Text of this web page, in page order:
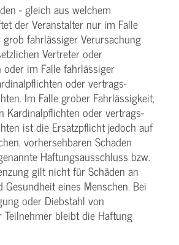
- gleich aus welchem
der Veranstalter nur im Falle
fahrlässiger Verursachung
Vertreter oder
im Falle fahrlässiger
oder vertrags­
Im Falle grober Fahrlässigkeit,
Kardinalpflichten oder vertrags­
ist die Ersatzpflicht jedoch auf
vorhersehbaren Schaden
Haftungs­ausschluss bzw.
gilt nicht für Schäden an
Gesundheit eines Menschen. Bei
oder Diebstahl von
Teilnehmer bleibt die Haftung